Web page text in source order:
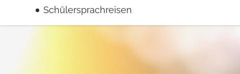
Schülersprachreisen